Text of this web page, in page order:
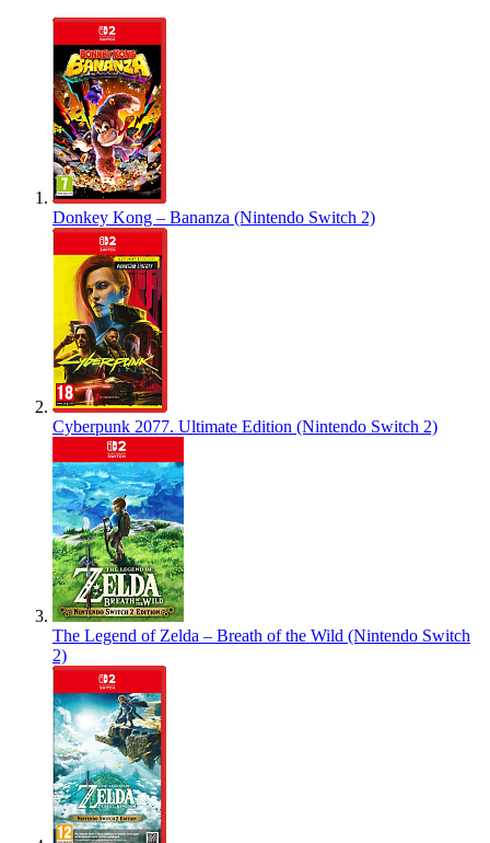
Donkey Kong – Bananza (Nintendo Switch 2)
Cyberpunk 2077. Ultimate Edition (Nintendo Switch 2)
The Legend of Zelda – Breath of the Wild (Nintendo Switch
2)